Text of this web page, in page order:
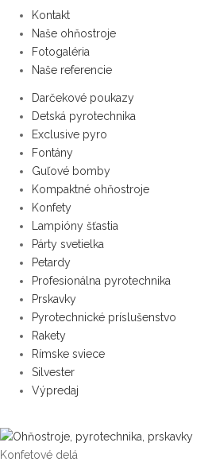
Kontakt
Naše ohňostroje
Fotogaléria
Naše referencie
Darčekové poukazy
Detská pyrotechnika
Exclusive pyro
Fontány
Guľové bomby
Kompaktné ohňostroje
Konfety
Lampióny šťastia
Párty svetielka
Petardy
Profesionálna pyrotechnika
Prskavky
Pyrotechnické príslušenstvo
Rakety
Rímske sviece
Silvester
Výpredaj
Konfetové delá